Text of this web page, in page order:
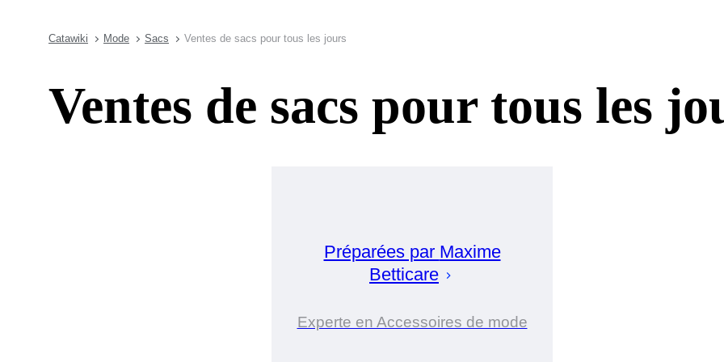
Catawiki Mode Sacs Ventes de sacs pour tous les jours
Ventes de sacs pour tous les
Préparées par Maxime
Betticare
Experte en Accessoires de mode